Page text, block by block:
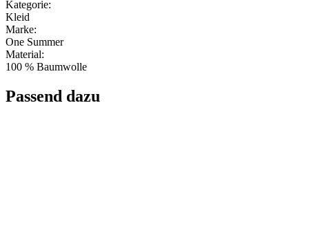
Kategorie:
Kleid
Marke:
One Summer
Material:
100 % Baumwolle
Passend dazu